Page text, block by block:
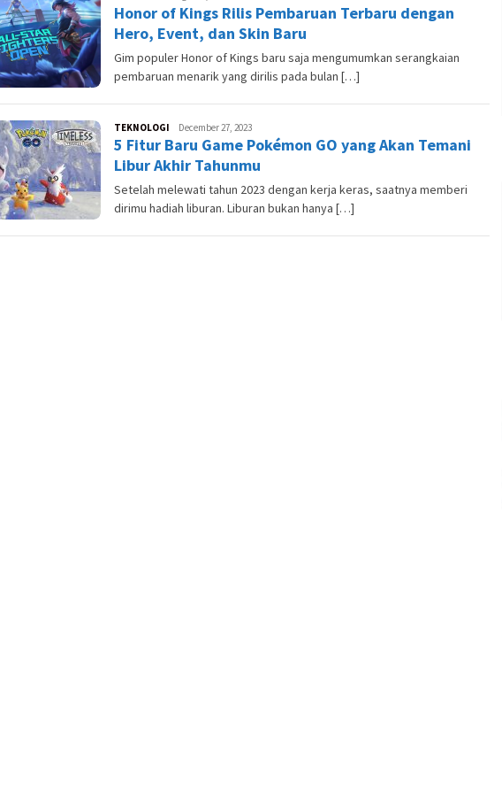
Skuter
Honor of Kings Rilis Pembaruan Terbaru dengan
Hero, Event, dan Skin Baru
Gim populer Honor of Kings baru saja mengumumkan serangkaian
pembaruan menarik yang dirilis pada bulan […]
TEKNOLOGI Andesma
Candra
December 27, 2023
5 Fitur Baru Game Pokémon GO yang Akan Temani
Libur Akhir Tahunmu
Setelah melewati tahun 2023 dengan kerja keras, saatnya memberi
dirimu hadiah liburan. Liburan bukan hanya […]